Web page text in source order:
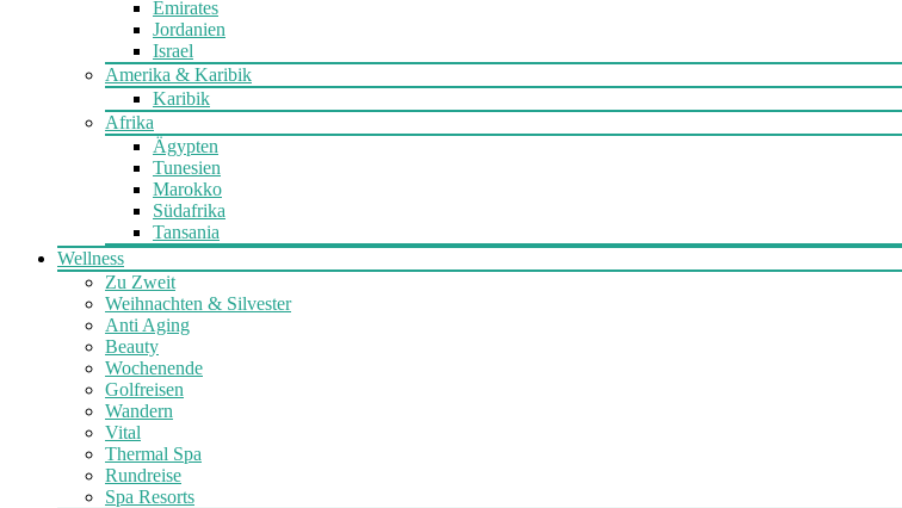
Emirates
Jordanien
Israel
Amerika & Karibik
Karibik
Afrika
Ägypten
Tunesien
Marokko
Südafrika
Tansania
Wellness
Zu Zweit
Weihnachten & Silvester
Anti Aging
Beauty
Wochenende
Golfreisen
Wandern
Vital
Thermal Spa
Rundreise
Spa Resorts